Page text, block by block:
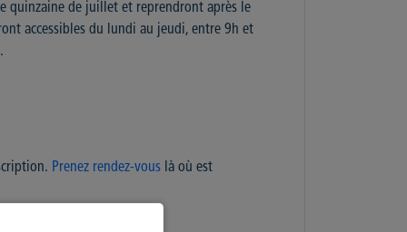
quinzaine de juillet et reprendront après le
accessibles du lundi au jeudi, entre 9h et
Prenez rendez-vous là où est